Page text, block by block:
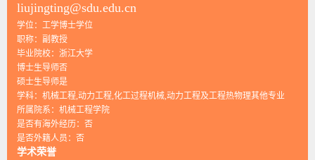
liujingting@sdu.edu.cn
学位：工学博士学位
职称：副教授
毕业院校：浙江大学
博士生导师否
硕士生导师是
学科：机械工程,动力工程,化工过程机械,动力工程及工程热物理其他专业
所属院系：机械工程学院
是否有海外经历：否
是否外籍人员：否
学术荣誉